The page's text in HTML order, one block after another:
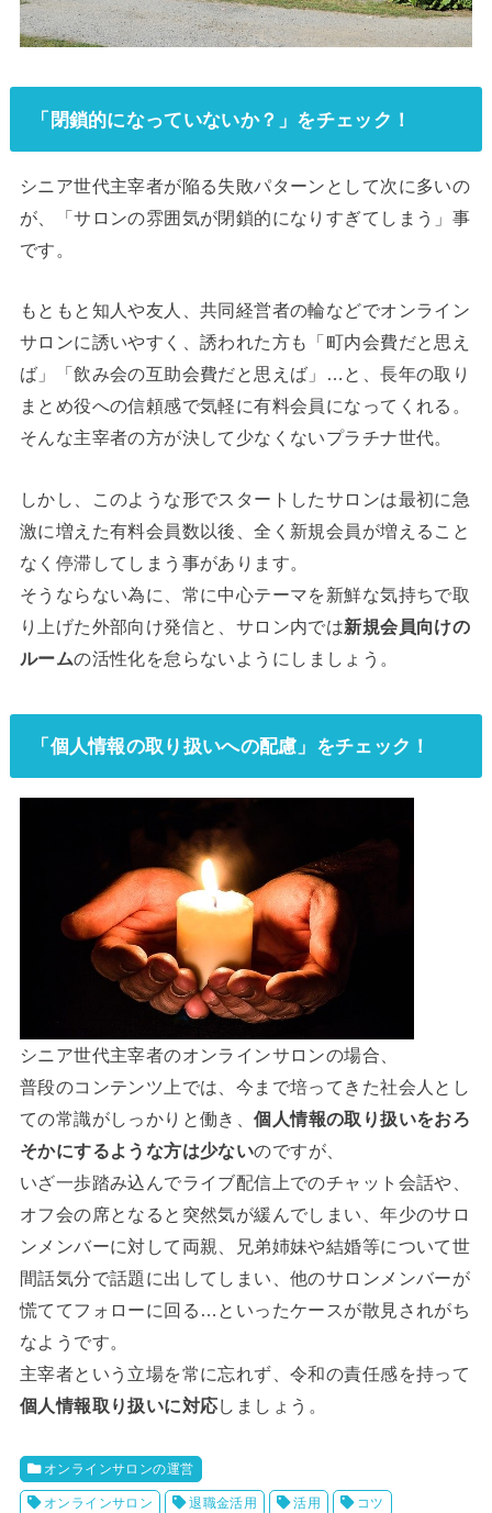
「閉鎖的になっていないか？」をチェック！
シニア世代主宰者が陥る失敗パターンとして次に多いの
が、「サロンの雰囲気が閉鎖的になりすぎてしまう」事
です。
もともと知人や友人、共同経営者の輪などでオンライン
サロンに誘いやすく、誘われた方も「町内会費だと思え
ば」「飲み会の互助会費だと思えば」…と、長年の取り
まとめ役への信頼感で気軽に有料会員になってくれる。
そんな主宰者の方が決して少なくないプラチナ世代。
しかし、このような形でスタートしたサロンは最初に急
激に増えた有料会員数以後、全く新規会員が増えること
なく停滞してしまう事があります。
そうならない為に、常に中心テーマを新鮮な気持ちで取
り上げた外部向け発信と、サロン内では新規会員向けの
ルームの活性化を怠らないようにしましょう。
「個人情報の取り扱いへの配慮」をチェック！
シニア世代主宰者のオンラインサロンの場合、
普段のコンテンツ上では、今まで培ってきた社会人とし
ての常識がしっかりと働き、個人情報の取り扱いをおろ
そかにするような方は少ないのですが、
いざ一歩踏み込んでライブ配信上でのチャット会話や、
オフ会の席となると突然気が緩んでしまい、年少のサロ
ンメンバーに対して両親、兄弟姉妹や結婚等について世
間話気分で話題に出してしまい、他のサロンメンバーが
慌ててフォローに回る…といったケースが散見されがち
なようです。
主宰者という立場を常に忘れず、令和の責任感を持って
個人情報取り扱いに対応しましょう。
オンラインサロンの運営
オンラインサロン 退職金活用 活用 コツ